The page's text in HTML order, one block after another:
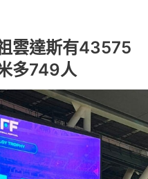
雲達斯有43575
多749人